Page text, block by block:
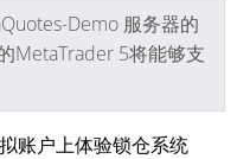
Demo 服务器的
MetaTrader 5将能够支
账户上体验锁仓系统